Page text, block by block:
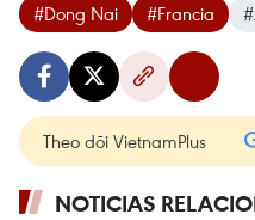
#Dong Nai #Francia
Theo dõi VietnamPlus
NOTICIAS